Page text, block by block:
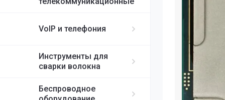
VoIP и телефония
Инструменты для
сварки волокна
Беспроводное